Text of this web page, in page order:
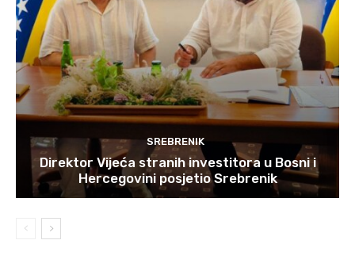
SREBRENIK
Direktor Vijeća stranih investitora u Bosni i
Hercegovini posjetio Srebrenik